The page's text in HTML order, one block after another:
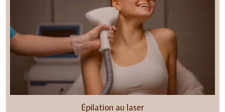
Épilation au laser